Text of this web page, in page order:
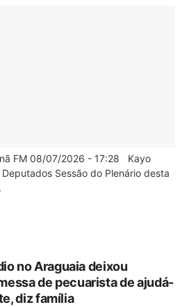
FM 08/07/2026 - 17:28 Kayo
Sessão do Plenário desta
no Araguaia deixou
de pecuarista de ajudá-
diz família